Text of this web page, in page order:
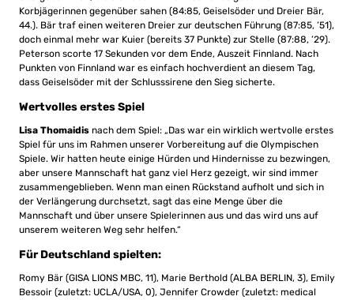
Korbjägerinnen gegenüber sahen (84:85, Geiselsöder und Dreier Bär,
44.). Bär traf einen weiteren Dreier zur deutschen Führung (87:85, ’51),
doch einmal mehr war Kuier (bereits 37 Punkte) zur Stelle (87:88, ’29).
Peterson scorte 17 Sekunden vor dem Ende, Auszeit Finnland. Nach
Punkten von Finnland war es einfach hochverdient an diesem Tag,
dass Geiselsöder mit der Schlusssirene den Sieg sicherte.
Wertvolles erstes Spiel
Lisa Thomaidis nach dem Spiel: „Das war ein wirklich wertvolle erstes
Spiel für uns im Rahmen unserer Vorbereitung auf die Olympischen
Spiele. Wir hatten heute einige Hürden und Hindernisse zu bezwingen,
aber unsere Mannschaft hat ganz viel Herz gezeigt, wir sind immer
zusammengeblieben. Wenn man einen Rückstand aufholt und sich in
der Verlängerung durchsetzt, sagt das eine Menge über die
Mannschaft und über unsere Spielerinnen aus und das wird uns auf
unserem weiteren Weg sehr helfen.“
Für Deutschland spielten:
Romy Bär (GISA LIONS MBC, 11), Marie Berthold (ALBA BERLIN, 3), Emily
Bessoir (zuletzt: UCLA/USA, 0), Jennifer Crowder (zuletzt: medical